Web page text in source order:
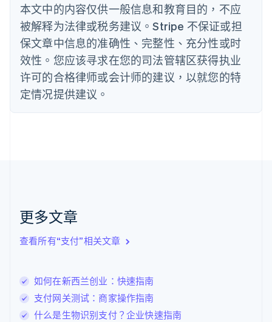
本文中的内容仅供一般信息和教育目的，不应
被解释为法律或税务建议。Stripe 不保证或担
保文章中信息的准确性、完整性、充分性或时
效性。您应该寻求在您的司法管辖区获得执业
许可的合格律师或会计师的建议，以就您的特
定情况提供建议。
更多文章
查看所有“支付”相关文章
如何在新西兰创业：快速指南
支付网关测试：商家操作指南
什么是生物识别支付？企业快速指南
丹麦
English
德国
DeutschEnglish
法国
FrançaisEnglish
芬兰
EnglishSvenska
English
English
卢森堡
罗马尼亚
English